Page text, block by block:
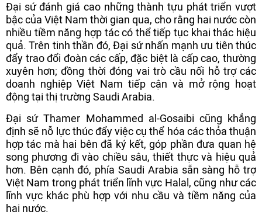
Đại sứ đánh giá cao những thành tựu phát triển vượt
bậc của Việt Nam thời gian qua, cho rằng hai nước còn
nhiều tiềm năng hợp tác có thể tiếp tục khai thác hiệu
quả. Trên tinh thần đó, Đại sứ nhấn mạnh ưu tiên thúc
đẩy trao đổi đoàn các cấp, đặc biệt là cấp cao, thường
xuyên hơn; đồng thời đóng vai trò cầu nối hỗ trợ các
doanh nghiệp Việt Nam tiếp cận và mở rộng hoạt
động tại thị trường Saudi Arabia.
Đại sứ Thamer Mohammed al-Gosaibi cũng khẳng
định sẽ nỗ lực thúc đẩy việc cụ thể hóa các thỏa thuận
hợp tác mà hai bên đã ký kết, góp phần đưa quan hệ
song phương đi vào chiều sâu, thiết thực và hiệu quả
hơn. Bên cạnh đó, phía Saudi Arabia sẵn sàng hỗ trợ
Việt Nam trong phát triển lĩnh vực Halal, cũng như các
lĩnh vực khác phù hợp với nhu cầu và tiềm năng của
hai nước.